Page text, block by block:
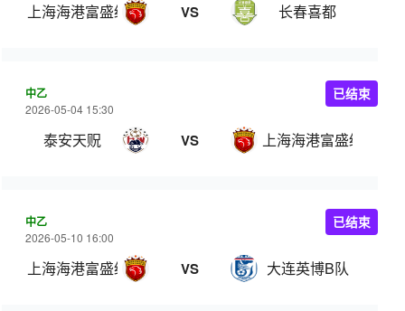
上海海港富盛经开 VS 长春喜都
中乙
2026-05-04 15:30
泰安天贶 VS 上海海港富盛经开
已结束
中乙
2026-05-10 16:00
上海海港富盛经开 VS 大连英博B队
已结束